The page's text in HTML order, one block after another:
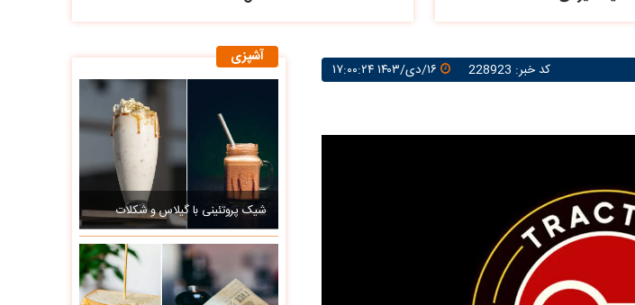
کد خبر: 228923
آشپزی
شیک پروتئینی با گیلاس و شکلات